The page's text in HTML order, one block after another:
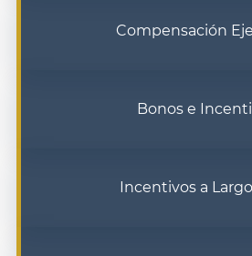
Compensación
Bonos e
Incentivos a